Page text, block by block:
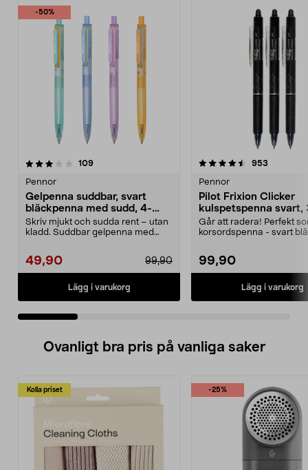
-50%
109recensioner
Pennor
Gelpenna suddbar, svart
bläckpenna med sudd, 4-
pack
Skriv mjukt och sudda rent – utan
kladd. Suddbar gelpenna med
49,90 99,90
Lägg i varukorg
4.5 av 5 stjärnor 953
Pennor
Pilot Frixion Clicker
kulspetspenna svart,
Går att radera! Perfekt
korsordspenna - svart
99,90
Lägg i varukorg
4.5 av 5 stjärnor
Ovanligt bra pris på vanliga saker
Kolla priset -25%